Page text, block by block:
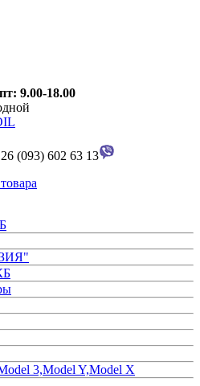
9.00-18.00
(093) 602 63 13
3,Model Y,Model X